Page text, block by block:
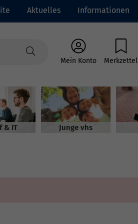
Aktuelles Informationen
Mein Konto Merkzettel
& IT Junge vhs